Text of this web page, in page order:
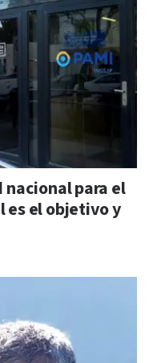
nacional para el
es el objetivo y